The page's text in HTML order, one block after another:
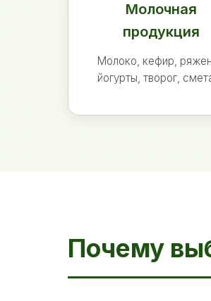
Молочная
продукция
Молоко, кефир,
йогурты, творог,
Почему